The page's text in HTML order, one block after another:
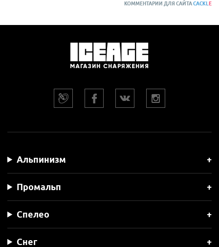
КОММЕНТАРИИ ДЛЯ САЙТАCACKL E
Альпинизм
Промальп
Спелео
Снег